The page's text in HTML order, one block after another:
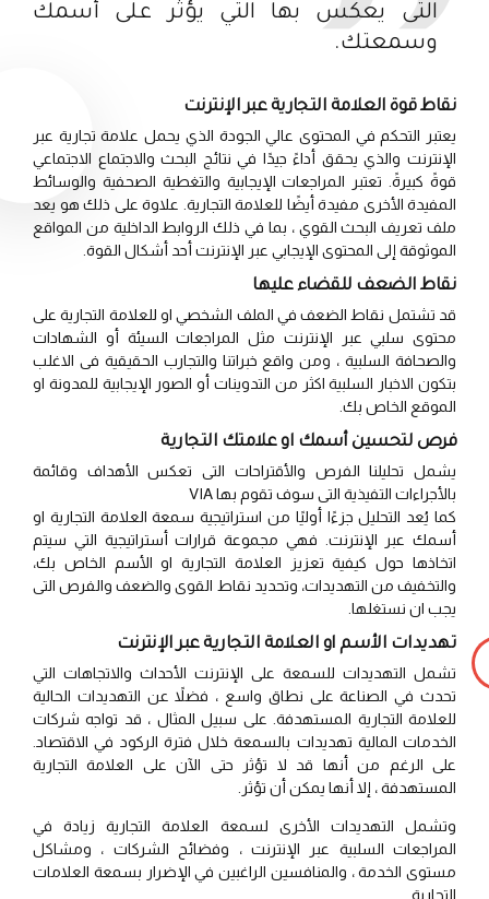
التى يعكس بها التي يؤثر على أسمك
وسمعتك.
نقاط قوة العلامة التجارية عبر الإنترنت
يعتبر التحكم في المحتوى عالي الجودة الذي يحمل علامة تجارية عبر
الإنترنت والذي يحقق أداءً جيدًا في نتائج البحث والاجتماع الاجتماعي
قوةً كبيرةً. تعتبر المراجعات الإيجابية والتغطية الصحفية والوسائط
المفيدة الأخرى مفيدة أيضًا للعلامة التجارية. علاوة على ذلك هو يعد
ملف تعريف البحث القوي ، بما في ذلك الروابط الداخلية من المواقع
الموثوقة إلى المحتوى الإيجابي عبر الإنترنت أحد أشكال القوة.
نقاط الضعف للقضاء عليها
قد تشتمل نقاط الضعف في الملف الشخصي او للعلامة التجارية على
محتوى سلبي عبر الإنترنت مثل المراجعات السيئة أو الشهادات
والصحافة السلبية ، ومن واقع خبراتنا والتجارب الحقيقية فى الاغلب
بتكون الاخبار السلبية اكثر من التدوينات أو الصور الإيجابية للمدونة او
الموقع الخاص بك.
فرص لتحسين أسمك او علامتك التجارية
يشمل تحليلنا الفرص والأقتراحات التى تعكس الأهداف وقائمة
بالأجراءات التفيذية التى سوف تقوم بها VIA
كما يُعد التحليل جزءًا أوليًا من استراتيجية سمعة العلامة التجارية او
أسمك عبر الإنترنت. فهي مجموعة قرارات أستراتيجية التي سيتم
اتخاذها حول كيفية تعزيز العلامة التجارية او الأسم الخاص بك،
والتخفيف من التهديدات، وتحديد نقاط القوى والضعف والفرص التى
يجب ان نستغلها.
تهديدات الأسم او العلامة التجارية عبر الإنترنت
تشمل التهديدات للسمعة على الإنترنت الأحداث والاتجاهات التي
تحدث في الصناعة على نطاق واسع ، فضلاً عن التهديدات الحالية
للعلامة التجارية المستهدفة. على سبيل المثال ، قد تواجه شركات
الخدمات المالية تهديدات بالسمعة خلال فترة الركود في الاقتصاد.
على الرغم من أنها قد لا تؤثر حتى الآن على العلامة التجارية
المستهدفة ، إلا أنها يمكن أن تؤثر.
وتشمل التهديدات الأخرى لسمعة العلامة التجارية زيادة في
المراجعات السلبية عبر الإنترنت ، وفضائح الشركات ، ومشاكل
مستوى الخدمة ، والمنافسين الراغبين في الإضرار بسمعة العلامات
التجارية.